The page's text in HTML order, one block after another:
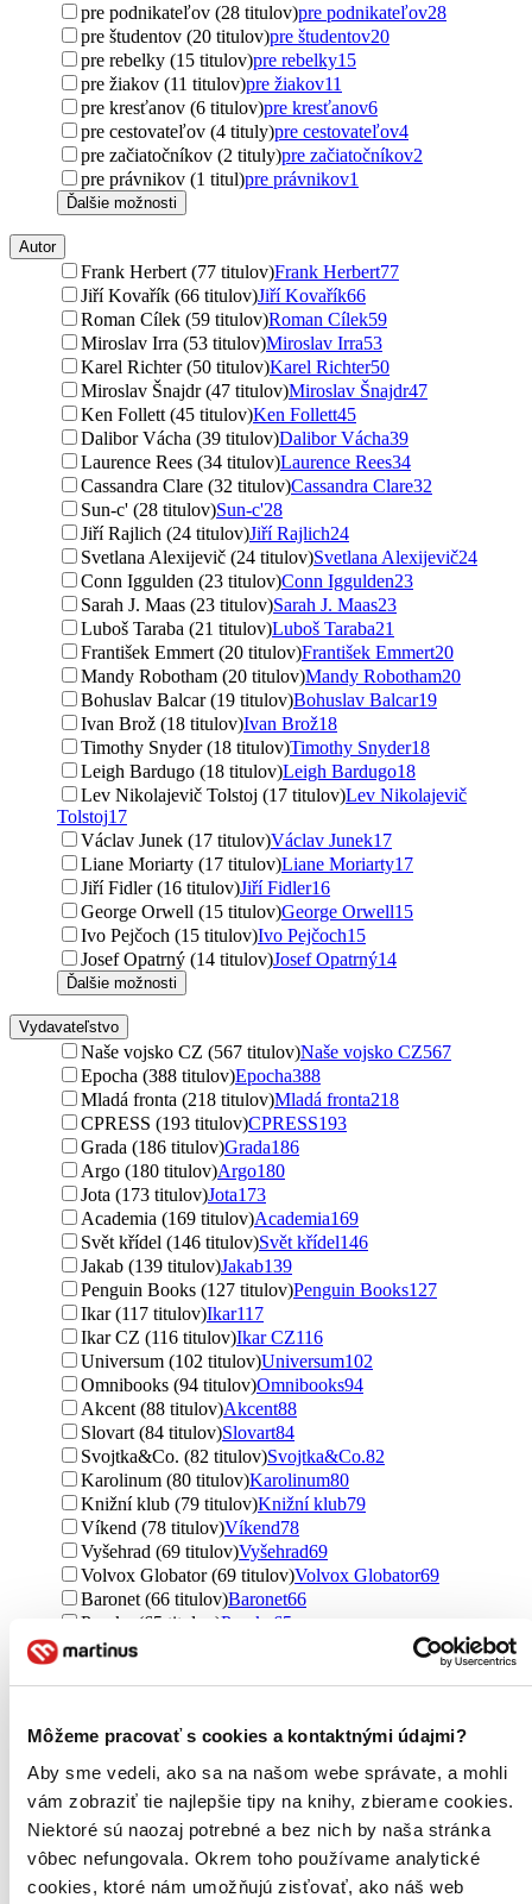
Môžeme pracovať s cookies a kontaktnými údajmi?
Aby sme vedeli, ako sa na našom webe správate, a mohli
vám zobraziť tie najlepšie tipy na knihy, zbierame cookies.
Niektoré sú naozaj potrebné a bez nich by naša stránka
vôbec nefungovala. Okrem toho používame analytické
cookies, ktoré nám umožňujú zisťovať, ako náš web
pre podnikateľov (28 titulov)pre podnikateľov28
pre študentov (20 titulov)pre študentov20
pre rebelky (15 titulov)pre rebelky15
pre žiakov (11 titulov)pre žiakov11
pre kresťanov (6 titulov)pre kresťanov6
pre cestovateľov (4 tituly)pre cestovateľov4
pre začiatočníkov (2 tituly)pre začiatočníkov2
pre právnikov (1 titul)pre právnikov1
Ďalšie možnosti
Autor
Frank Herbert (77 titulov)Frank Herbert77
Jiří Kovařík (66 titulov)Jiří Kovařík66
Roman Cílek (59 titulov)Roman Cílek59
Miroslav Irra (53 titulov)Miroslav Irra53
Karel Richter (50 titulov)Karel Richter50
Miroslav Šnajdr (47 titulov)Miroslav Šnajdr47
Ken Follett (45 titulov)Ken Follett45
Dalibor Vácha (39 titulov)Dalibor Vácha39
Laurence Rees (34 titulov)Laurence Rees34
Cassandra Clare (32 titulov)Cassandra Clare32
Sun-c' (28 titulov)Sun-c'28
Jiří Rajlich (24 titulov)Jiří Rajlich24
Svetlana Alexijevič (24 titulov)Svetlana Alexijevič24
Conn Iggulden (23 titulov)Conn Iggulden23
Sarah J. Maas (23 titulov)Sarah J. Maas23
Luboš Taraba (21 titulov)Luboš Taraba21
František Emmert (20 titulov)František Emmert20
Mandy Robotham (20 titulov)Mandy Robotham20
Bohuslav Balcar (19 titulov)Bohuslav Balcar19
Ivan Brož (18 titulov)Ivan Brož18
Timothy Snyder (18 titulov)Timothy Snyder18
Leigh Bardugo (18 titulov)Leigh Bardugo18
Lev Nikolajevič Tolstoj (17 titulov)Lev Nikolajevič
Tolstoj17
Václav Junek (17 titulov)Václav Junek17
Liane Moriarty (17 titulov)Liane Moriarty17
Jiří Fidler (16 titulov)Jiří Fidler16
George Orwell (15 titulov)George Orwell15
Ivo Pejčoch (15 titulov)Ivo Pejčoch15
Josef Opatrný (14 titulov)Josef Opatrný14
Ďalšie možnosti
Vydavateľstvo
Naše vojsko CZ (567 titulov)Naše vojsko CZ567
Epocha (388 titulov)Epocha388
Mladá fronta (218 titulov)Mladá fronta218
CPRESS (193 titulov)CPRESS193
Grada (186 titulov)Grada186
Argo (180 titulov)Argo180
Jota (173 titulov)Jota173
Academia (169 titulov)Academia169
Svět křídel (146 titulov)Svět křídel146
Jakab (139 titulov)Jakab139
Penguin Books (127 titulov)Penguin Books127
Ikar (117 titulov)Ikar117
Ikar CZ (116 titulov)Ikar CZ116
Universum (102 titulov)Universum102
Omnibooks (94 titulov)Omnibooks94
Akcent (88 titulov)Akcent88
Slovart (84 titulov)Slovart84
Svojtka&Co. (82 titulov)Svojtka&Co.82
Karolinum (80 titulov)Karolinum80
Knižní klub (79 titulov)Knižní klub79
Víkend (78 titulov)Víkend78
Vyšehrad (69 titulov)Vyšehrad69
Volvox Globator (69 titulov)Volvox Globator69
Baronet (66 titulov)Baronet66
Paseka (65 titulov)Paseka 65
Premedia (61 titulov)
Extra Publishing (56 titulov)Extra Publishing56
Ďalšie možnosti
Formát
E-kniha: EPUB (985 titulov)E-kniha: EPUB985
E-kniha: MOBI (948 titulov) E-kniha: MOBI948
E-kniha: PDF (800 titulov)E-kniha: PDF800